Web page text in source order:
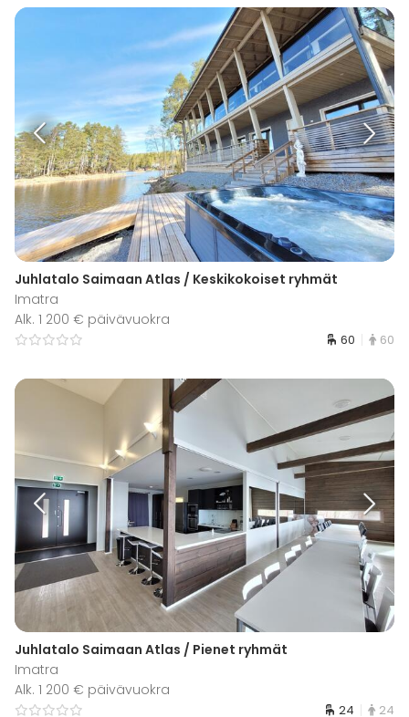
Juhlatalo Saimaan Atlas / Keskikokoiset ryhmät
Imatra
Alk. 1 200 € päivävuokra
60 60
Juhlatalo Saimaan Atlas / Pienet ryhmät
Imatra
Alk. 1 200 € päivävuokra
24 24